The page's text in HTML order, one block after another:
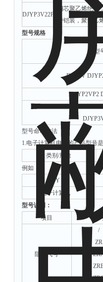
DJYP3V22P3
铜芯聚乙烯绝
带铠装，聚氯乙
型号规格
型
DJYPV
DJYP2VP2
型号命名方法
1.电子计算机电缆的产品型号
类别/用途
例如：
DY
电子计算机
型号说明：
项目
代
阻燃代号
/
ZR